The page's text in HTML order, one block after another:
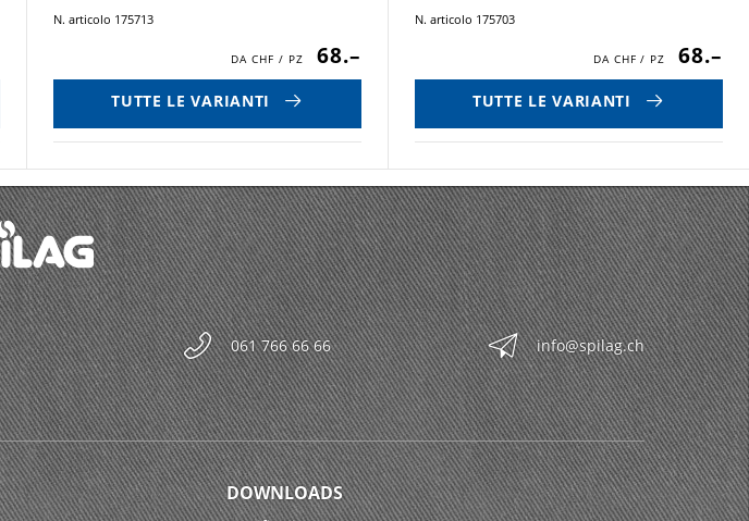
N. articolo 175713
68.–
TUTTE LE VARIANTI
N. articolo 175703
68.–
TUTTE LE VARIANTI
061 766 66 66 info@spilag.ch
DOWNLOADS